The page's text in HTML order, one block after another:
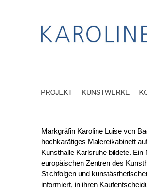
Markgräfin Karoline Luise von
hochkarätiges Malereikabinett
Kunsthalle Karlsruhe bildete.
europäischen Zentren des
Stichfolgen und
informiert, in ihren